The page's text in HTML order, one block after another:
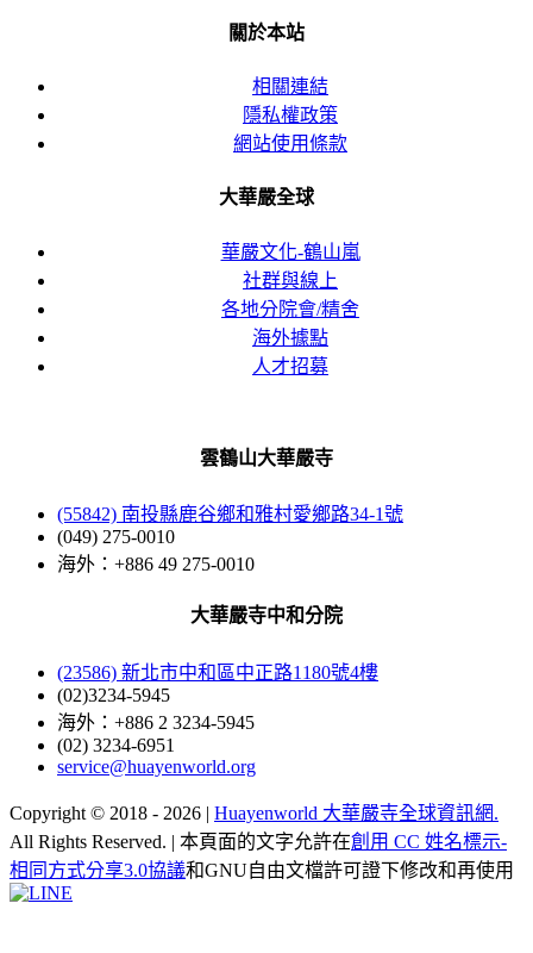
關於本站
相關連結
隱私權政策
網站使用條款
大華嚴全球
華嚴文化-鶴山嵐
社群與線上
各地分院會/精舍
海外據點
人才招募
雲鶴山大華嚴寺
(55842) 南投縣鹿谷鄉和雅村愛鄉路34-1號
(049) 275-0010
海外：+886 49 275-0010
大華嚴寺中和分院
(23586) 新北市中和區中正路1180號4樓
(02)3234-5945
海外：+886 2 3234-5945
(02) 3234-6951
service@huayenworld.org
Copyright © 2018 - 2026 | Huayenworld 大華嚴寺全球資訊網.
All Rights Reserved. | 本頁面的文字允許在創用 CC 姓名標示-
相同方式分享3.0協議和GNU自由文檔許可證下修改和再使用
Facebook
X
WeChat
YouTube
LINE